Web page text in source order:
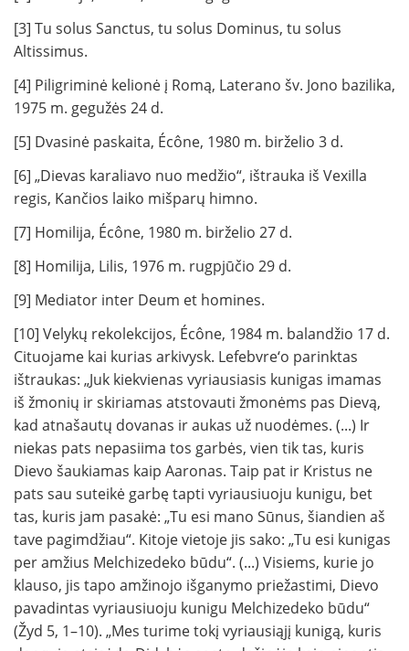
[3] Tu solus Sanctus, tu solus Dominus, tu solus
Altissimus.
[4] Piligriminė kelionė į Romą, Laterano šv. Jono bazilika,
1975 m. gegužės 24 d.
[5] Dvasinė paskaita, Écône, 1980 m. birželio 3 d.
[6] „Dievas karaliavo nuo medžio“, ištrauka iš Vexilla
regis, Kančios laiko mišparų himno.
[7] Homilija, Écône, 1980 m. birželio 27 d.
[8] Homilija, Lilis, 1976 m. rugpjūčio 29 d.
[9] Mediator inter Deum et homines.
[10] Velykų rekolekcijos, Écône, 1984 m. balandžio 17 d.
Cituojame kai kurias arkivysk. Lefebvre‘o parinktas
ištraukas: „Juk kiekvienas vyriausiasis kunigas imamas
iš žmonių ir skiriamas atstovauti žmonėms pas Dievą,
kad atnašautų dovanas ir aukas už nuodėmes. (...) Ir
niekas pats nepasiima tos garbės, vien tik tas, kuris
Dievo šaukiamas kaip Aaronas. Taip pat ir Kristus ne
pats sau suteikė garbę tapti vyriausiuoju kunigu, bet
tas, kuris jam pasakė: „Tu esi mano Sūnus, šiandien aš
tave pagimdžiau“. Kitoje vietoje jis sako: „Tu esi kunigas
per amžius Melchizedeko būdu“. (...) Visiems, kurie jo
klauso, jis tapo amžinojo išganymo priežastimi, Dievo
pavadintas vyriausiuoju kunigu Melchizedeko būdu“
(Žyd 5, 1–10). „Mes turime tokį vyriausiąjį kunigą, kuris